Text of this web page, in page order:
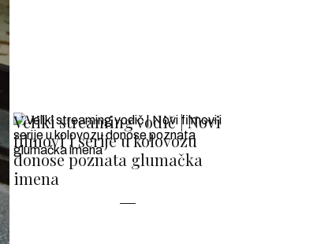
Veliki streaming vodič | Novi
filmovi i serije u kolovozu
donose poznata glumačka
imena